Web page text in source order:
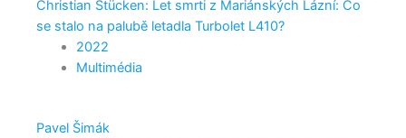
Christian Stücken: Let smrti z Mariánských Lázní: Co
se stalo na palubě letadla Turbolet L410?
2022
Multimédia
Pavel Šimák